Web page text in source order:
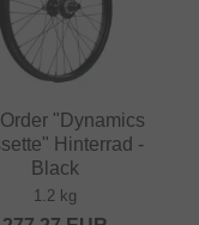
"Dynamics
Hinterrad -
Black
1.2 kg